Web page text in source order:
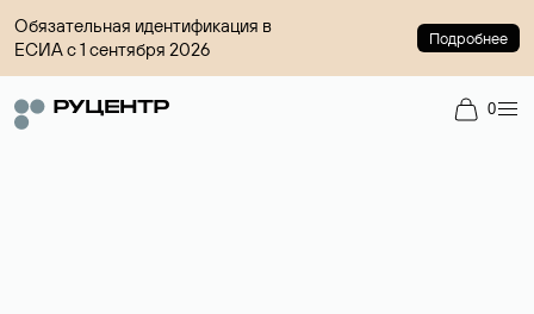
Обязательная идентификация в
ЕСИА с 1 сентября 2026
Подробнее
0